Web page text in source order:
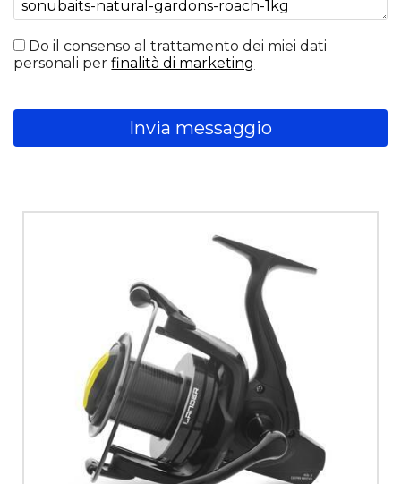
Do il consenso al trattamento dei miei dati
personali perfinalità di marketing
Invia messaggio